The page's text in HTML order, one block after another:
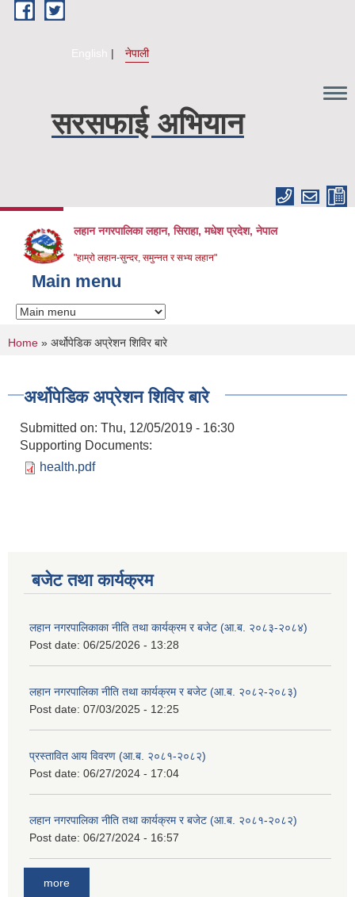
Skip to main content
English नेपाली
सरसफाई अभियान
लहान नगरपालिका लहान, सिराहा, मधेश प्रदेश, नेपाल
"हाम्रो लहान-सुन्दर, समुन्नत र सभ्य लहान"
Main menu
You are here
Home » अर्थोपेडिक अप्रेशन शिविर बारे
अर्थोपेडिक अप्रेशन शिविर बारे
Submitted on: Thu, 12/05/2019 - 16:30
Supporting Documents:
health.pdf
बजेट तथा कार्यक्रम
लहान नगरपालिकाका नीति तथा कार्यक्रम र बजेट (आ.ब. २०८३-२०८४)
Post date: 06/25/2026 - 13:28
लहान नगरपालिका नीति तथा कार्यक्रम र बजेट (आ.ब. २०८२-२०८३)
Post date: 07/03/2025 - 12:25
प्रस्तावित आय विवरण (आ.ब. २०८१-२०८२)
Post date: 06/27/2024 - 17:04
लहान नगरपालिका नीति तथा कार्यक्रम र बजेट (आ.ब. २०८१-२०८२)
Post date: 06/27/2024 - 16:57
more